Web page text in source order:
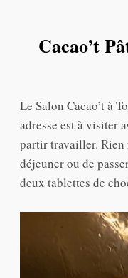
Cacao’t
Le Salon Cacao’t à
adresse est à visiter
partir travailler. Rien
déjeuner ou de
deux tablettes de